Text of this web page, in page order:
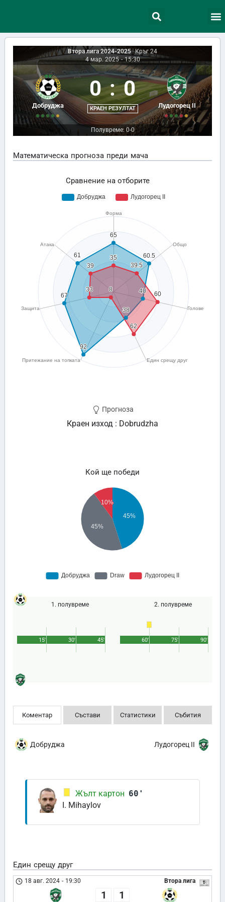
Втора лига 2024-2025 | Кръг 24
4 мар. 2025 - 15:30
Добруджа
0 : 0
КРАЕН РЕЗУЛТАТ Лудогорец II
Полувреме: 0-0
Математическа прогноза преди мача
Сравнение на отборите
Прогноза
Краен изход : Dobrudzha
Кой ще победи
1. полувреме
45'
15' 30'
2. полувреме
90'
60' 75'
Коментар Състави Статистики Събития
Добруджа Лудогорец II
Жълт картон 60'
I. Mihaylov
Един срещу друг
Втора лига
18 авг. 2024 - 19:30
1 1